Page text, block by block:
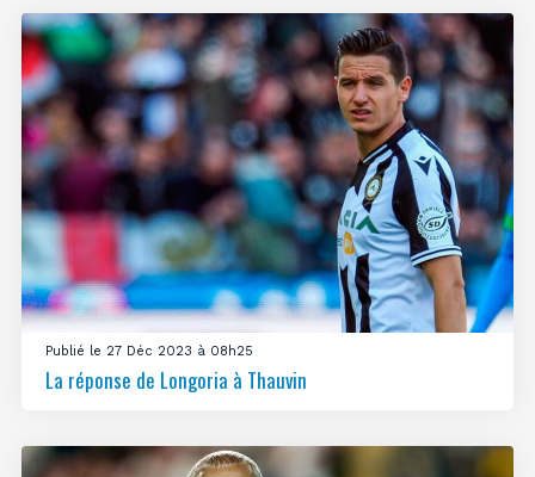
Publié le 27 Déc 2023 à 08h25
La réponse de Longoria à Thauvin